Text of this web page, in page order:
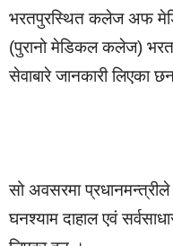
भरतपुरस्थित कलेज अफ
(पुरानो मेडिकल कलेज)
सेवाबारे जानकारी लिएका
सो अवसरमा
घनश्याम दाहाल एवं